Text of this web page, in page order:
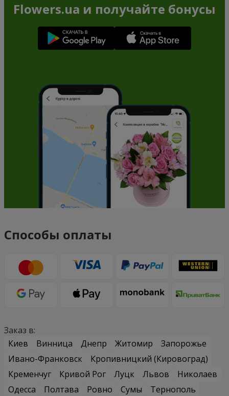
Flowers.ua и получайте бонусы
Способы оплаты
Заказ в:
Киев
Винница Днепр Житомир
Запорожье
Ивано-Франковск
Кропивницкий (Кировоград)
Кременчуг
Кривой Рог Луцк Львов
Николаев
Одесса
Полтава Ровно Сумы
Тернополь